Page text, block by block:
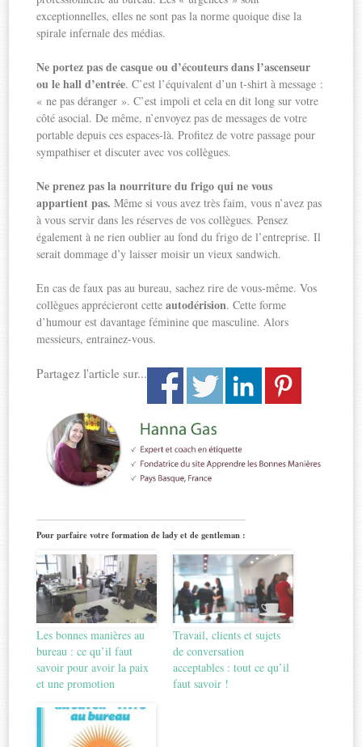
exceptionnelles, elles ne sont pas la norme quoique dise la
spirale infernale des médias.
Ne portez pas de casque ou d’écouteurs dans l’ascenseur
ou le hall d’entrée. C’est l’équivalent d’un t-shirt à message :
« ne pas déranger ». C’est impoli et cela en dit long sur votre
côté asocial. De même, n’envoyez pas de messages de votre
portable depuis ces espaces-là. Profitez de votre passage pour
sympathiser et discuter avec vos collègues.
Ne prenez pas la nourriture du frigo qui ne vous
appartient pas. Même si vous avez très faim, vous n’avez pas
à vous servir dans les réserves de vos collègues. Pensez
également à ne rien oublier au fond du frigo de l’entreprise. Il
serait dommage d’y laisser moisir un vieux sandwich.
En cas de faux pas au bureau, sachez rire de vous-même. Vos
collègues apprécieront cetteautodérision. Cette forme
d’humour est davantage féminine que masculine. Alors
messieurs, entrainez-vous.
Partagez l'article sur...
Pour parfaire votre formation de lady et de gentleman :
Les bonnes manières au
bureau : ce qu’il faut
savoir pour avoir la paix
et une promotion
Travail, clients et sujets
de conversation
acceptables : tout ce qu’il
faut savoir !